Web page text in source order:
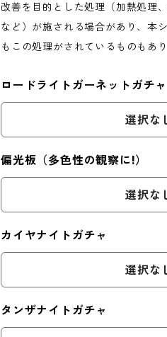
改善を目的とした処理（加熱処理
など）が施される場合があり、本
もこの処理がされているものもあり
ロードライトガーネットガチャ
選択な
偏光板（多色性の観察に!）
選択な
カイヤナイトガチャ
選択な
タンザナイトガチャ